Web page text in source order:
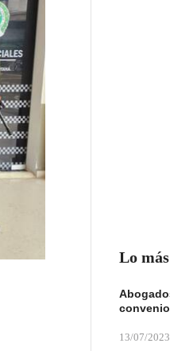
Lo
13/07/2023